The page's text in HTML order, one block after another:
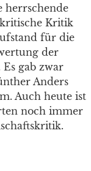
herrschende
Kritik
für die
der
gab zwar
Anders
Auch heute ist
noch immer